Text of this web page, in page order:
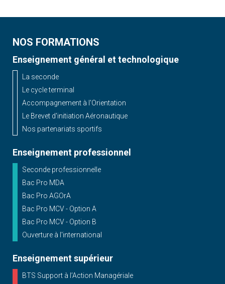
NOS FORMATIONS
Enseignement général et technologique
La seconde
Le cycle terminal
Accompagnement à l'Orientation
Le Brevet d'initiation Aéronautique
Nos partenariats sportifs
Enseignement professionnel
Seconde professionnelle
Bac Pro MDA
Bac Pro AGOrA
Bac Pro MCV - Option A
Bac Pro MCV - Option B
Ouverture à l'international
Enseignement supérieur
BTS Support à l’Action Managériale